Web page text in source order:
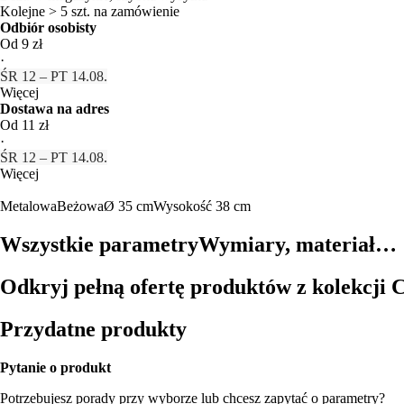
Kolejne > 5 szt. na zamówienie
Odbiór osobisty
Od 9 zł
·
ŚR 12 – PT 14.08.
Więcej
Dostawa na adres
Od 11 zł
·
ŚR 12 – PT 14.08.
Więcej
MetalowaBeżowaØ 35 cmWysokość 38 cm
Wszystkie parametryWymiary, materiał…
Odkryj pełną ofertę produktów z kolekcji
Przydatne produkty
Pytanie o produkt
Potrzebujesz porady przy wyborze lub chcesz zapytać o parametry?